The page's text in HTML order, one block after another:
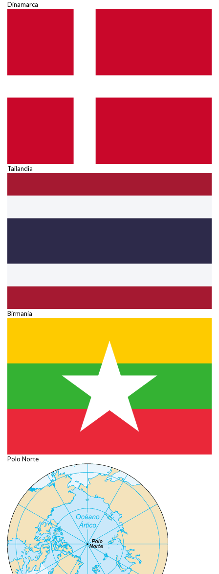
Dinamarca
Tailandia
Birmania
Polo Norte